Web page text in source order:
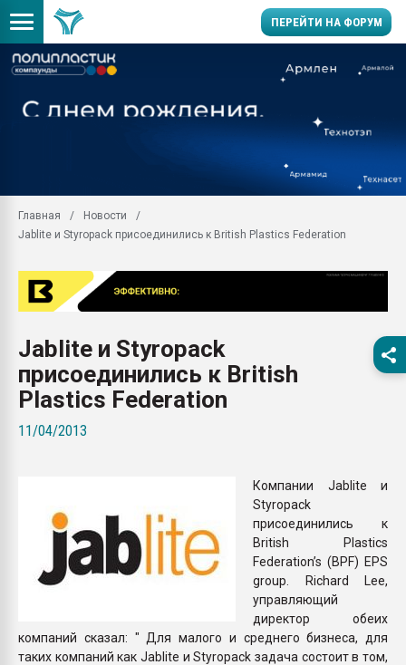
ПЕРЕЙТИ НА ФОРУМ
заводу пластмасс"
28.07.2026
28.07.2026
ПЕРЕЙТИ НА
Главная
Новости
Jablite и Styropack присоединились к British Plastics Federation
Jablite и Styropack
присоединились к British
Plastics Federation
11/04/2013
Компании Jablite и
Styropack
присоединились к
British Plastics
Federation’s (BPF) EPS
group. Richard Lee,
управляющий
директор обеих
компаний сказал: " Для малого и среднего бизнеса, для
таких компаний как Jablite и Styropack задача состоит в том,